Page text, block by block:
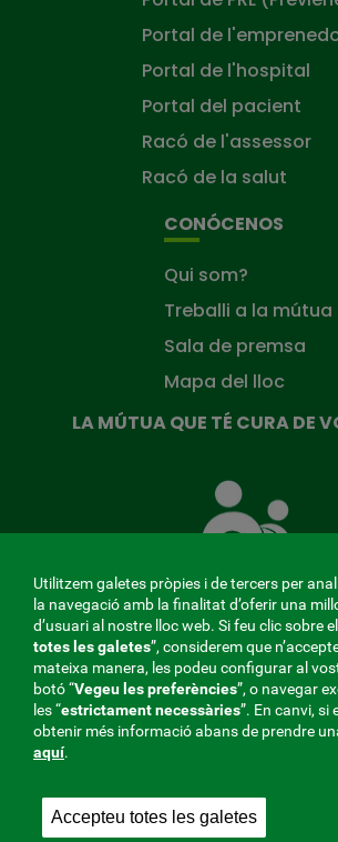
Portal de
Portal de l'hospital
Portal del pacient
Racó de l'assessor
Racó de la salut
CONÓCENOS
Qui som?
Treballi a la mútua
Sala de premsa
Mapa del lloc
LA MÚTUA QUE TÉ CURA DE
Mútua
que
de
tu
MENÚ
REDES
V20
Mútua col·laboradora amb la
Utilitzem galetes pròpies i de tercers per
la navegació amb la finalitat d’oferir una
d’usuari al nostre lloc web. Si feu clic sobre
totes les galetes”, considerem que
mateixa manera, les podeu configurar al
botó “Vegeu les preferències”, o navegar
les “estrictamentnecessàries”. En canvi, si
obtenir més informació abans de prendre
aquí.
Accepteu totes les galetes